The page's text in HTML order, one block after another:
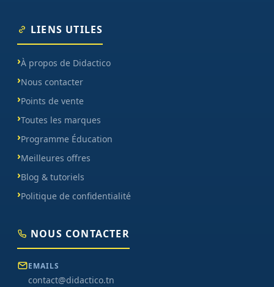
LIENS UTILES
À propos de Didactico
Nous contacter
Points de vente
Toutes les marques
Programme Éducation
Meilleures offres
Blog & tutoriels
Politique de confidentialité
NOUS CONTACTER
EMAILS
contact@didactico.tn